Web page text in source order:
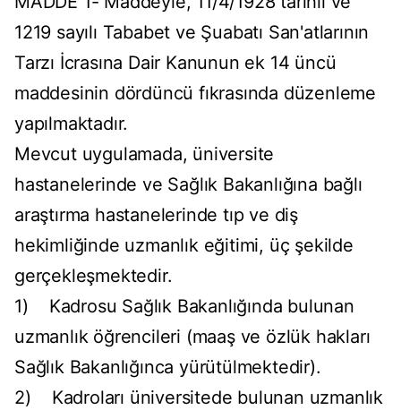
1219 sayılı Tababet ve Şuabatı San'atlarının
Tarzı İcrasına Dair Kanunun ek 14 üncü
maddesinin dördüncü fıkrasında düzenleme
yapılmaktadır.
Mevcut uygulamada, üniversite
hastanelerinde ve Sağlık Bakanlığına bağlı
araştırma hastanelerinde tıp ve diş
hekimliğinde uzmanlık eğitimi, üç şekilde
gerçekleşmektedir.
1) Kadrosu Sağlık Bakanlığında bulunan
uzmanlık öğrencileri (maaş ve özlük hakları
Sağlık Bakanlığınca yürütülmektedir).
2) Kadroları üniversitede bulunan uzmanlık